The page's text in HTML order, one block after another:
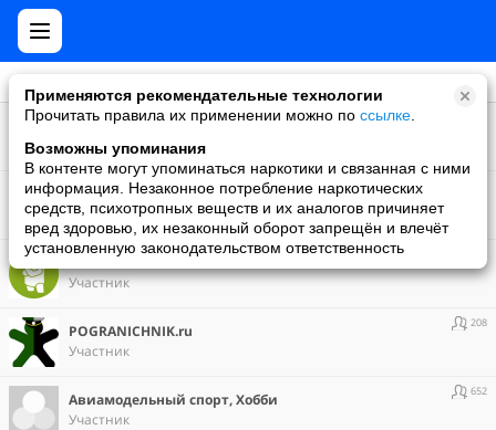
Применяются рекомендательные технологии
Прочитать правила их применении можно по ссылке
Возможны упоминания
В контенте могут упоминаться наркотики и связанная с ними
информация. Незаконное потребление наркотических
средств, психотропных веществ и их аналогов причиняет
вред здоровью, их незаконный оборот запрещён и влечёт
установленную законодательством ответственность
" ТРУБАЧИ"
Участник
"Сокровища пиратов" - официальная группа игры
Участник
Android
Участник
POGRANICHNIK.ru
Участник
208
Авиамодельный спорт, Хобби
Участник
652